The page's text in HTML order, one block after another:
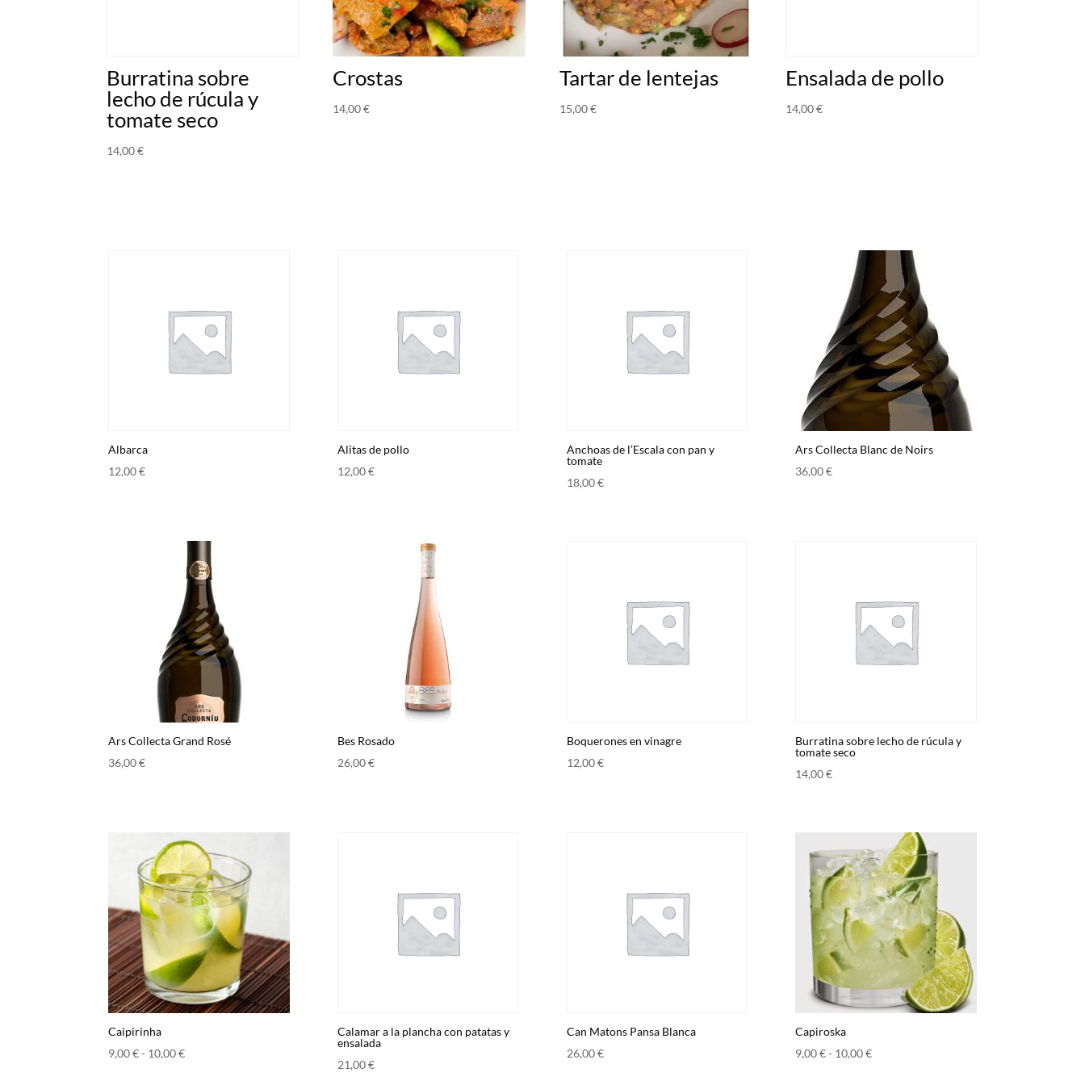
Burratina sobre
lecho de rúcula y
tomate seco
14,00€
Crostas
14,00€
Tartar de lentejas
15,00€
Ensalada de pollo
14,00€
Albarca
12,00€
Alitas de pollo
12,00€
Anchoas de l’Escala con pan y
tomate
18,00€
Ars Collecta Blanc de Noirs
36,00€
Ars Collecta Grand Rosé
36,00€
Bes Rosado
26,00€
Boquerones en vinagre
12,00€
Burratina sobre lecho de rúcula y
tomate seco
14,00€
Caipirinha
9,00€ - 10,00€Rango
Calamar a la plancha con patatas y
ensalada
21,00€
Can Matons Pansa Blanca
26,00€
Capiroska
9,00€- 10,00€Rango